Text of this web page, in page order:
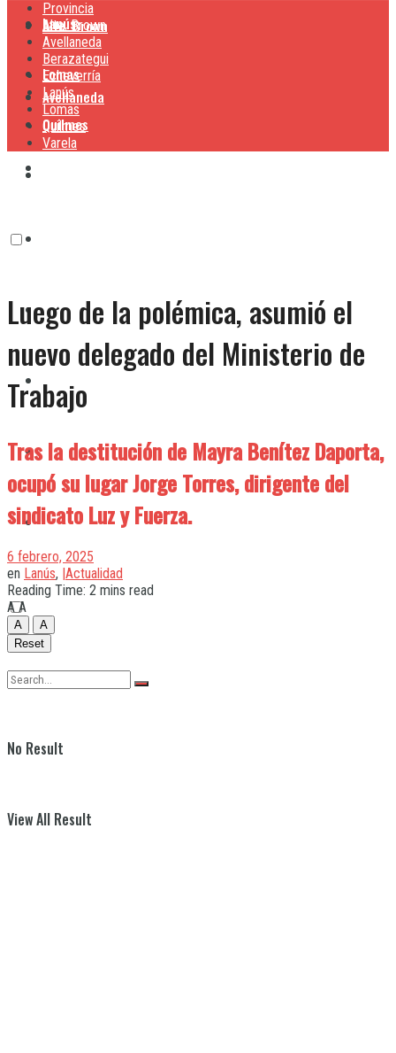
Lanús
Lomas
Quilmes
Alte. Brown
Avellaneda
Lanús
Lomas
Quilmes
Varela
No Result
View All Result
Provincia
Alte. Brown
Avellaneda
Berazategui
Echeverría
Lanús
Lomas
Quilmes
Varela
Luego de la polémica, asumió el
nuevo delegado del Ministerio de
Trabajo
Tras la destitución de Mayra Benítez Daporta,
ocupó su lugar Jorge Torres, dirigente del
sindicato Luz y Fuerza.
6 febrero, 2025
en Lanús, |Actualidad
Reading Time: 2 mins read
A A
A
A
Reset